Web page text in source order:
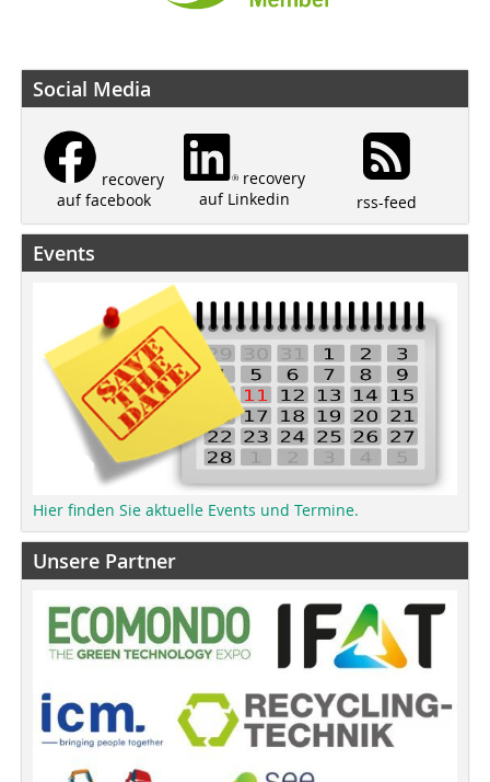
Social Media
recovery
auf facebook
recovery
auf Linkedin
rss-feed
Events
Hier finden Sie aktuelle Events und Termine.
Unsere Partner